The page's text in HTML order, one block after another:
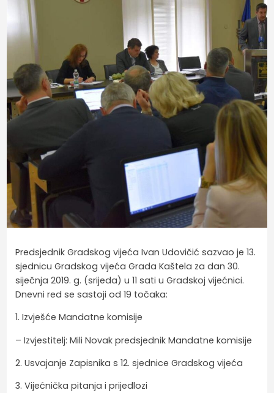
Predsjednik Gradskog vijeća Ivan Udovičić sazvao je 13.
sjednicu Gradskog vijeća Grada Kaštela za dan 30.
siječnja 2019. g. (srijeda) u 11 sati u Gradskoj vijećnici.
Dnevni red se sastoji od 19 točaka:
1. Izvješće Mandatne komisije
– Izvjestitelj: Mili Novak predsjednik Mandatne komisije
2. Usvajanje Zapisnika s 12. sjednice Gradskog vijeća
3. Vijećnička pitanja i prijedlozi